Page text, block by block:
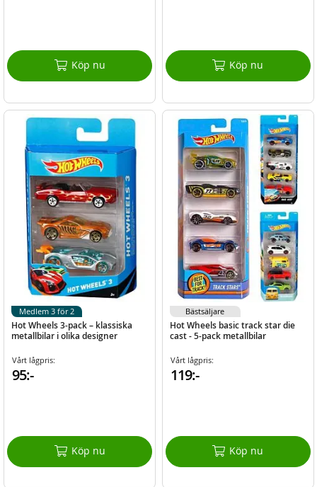
Köp nu Köp nu
Hot Wheels 3-pack – klassiska
metallbilar i olika designer
Vårt lågpris:
95:-
Köp nu
Medlem 3 för 2
Hot Wheels basic track star die
cast - 5-pack metallbilar
Vårt lågpris:
119:-
Köp nu
Bästsäljare